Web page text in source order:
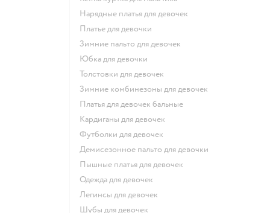
Нарядные платья для девочек
Платье для девочки
Зимние пальто для девочек
Юбка для девочки
Толстовки для девочек
Зимние комбинезоны для девочек
Платья для девочек бальные
Кардиганы для девочек
Футболки для девочек
Демисезонное пальто для девочки
Пышные платья для девочек
Одежда для девочек
Легинсы для девочек
Шубы для девочек